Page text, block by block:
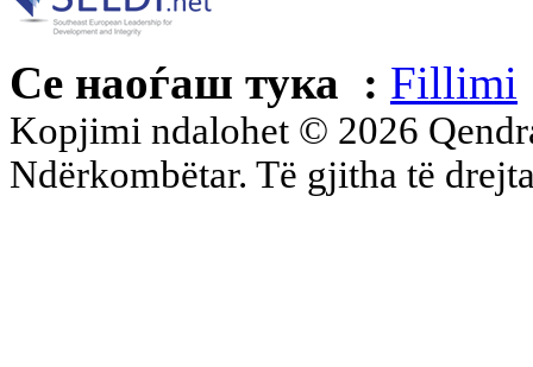
Се наоѓаш тука : Fillimi
Kopjimi ndalohet © 2026
Ndërkombëtar. Të gjitha të